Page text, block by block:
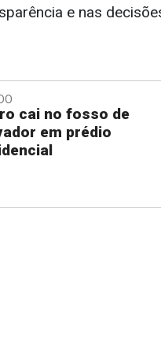
e nas
cai no fosso de
em prédio